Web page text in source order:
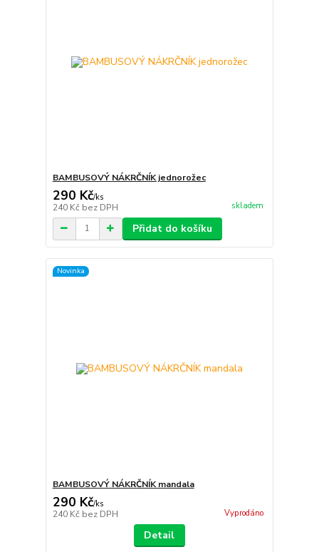
BAMBUSOVÝ NÁKRČNÍK jednorožec
290 Kč/ks
240 Kč bez DPH skladem
Přidat do košíku
Novinka
BAMBUSOVÝ NÁKRČNÍK mandala
290 Kč/ks
240 Kč bez DPH Vyprodáno
Detail